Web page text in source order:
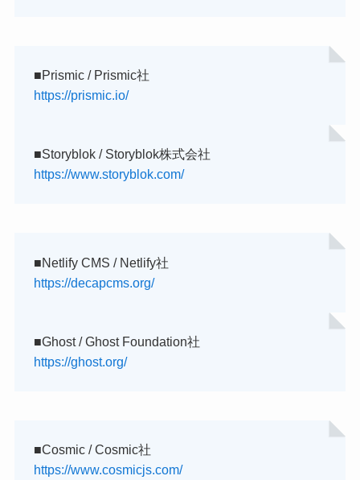
■Prismic / Prismic社
https://prismic.io/
■Storyblok / Storyblok株式会社
https://www.storyblok.com/
■Netlify CMS / Netlify社
https://decapcms.org/
■Ghost / Ghost Foundation社
https://ghost.org/
■Cosmic / Cosmic社
https://www.cosmicjs.com/